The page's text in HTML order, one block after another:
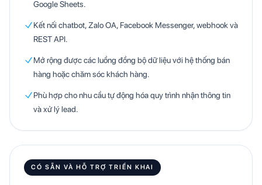
Google Sheets.
Kết nối chatbot, Zalo OA, Facebook Messenger, webhook và
REST API.
Mở rộng được các luồng đồng bộ dữ liệu với hệ thống bán
hàng hoặc chăm sóc khách hàng.
Phù hợp cho nhu cầu tự động hóa quy trình nhận thông tin
và xử lý lead.
CÓ SẴN VÀ HỖ TRỢ TRIỂN KHAI